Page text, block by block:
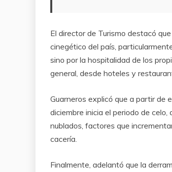
El director de Turismo destacó
cinegético del país,
sino por la hospitalidad de los
general, desde hoteles y
Guarneros explicó que a partir de
diciembre inicia el periodo de
nublados, factores que
cacería.
Finalmente, adelantó que la